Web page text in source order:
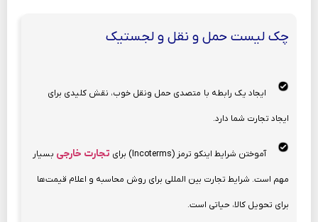
چک لیست حمل‌ و نقل و لجستیک
ایجاد یک رابطه با متصدی حمل‌ ونقل خوب، نقش کلیدی برای
ایجاد تجارت شما دارد.
آموختن شرایط اینکو ترمز (Incoterms) برای تجارت خارجی بسیار
مهم است. شرایط تجارت بین المللی برای روش محاسبه و اعلام قیمت‌ها
برای تحویل کالا، حیاتی است.